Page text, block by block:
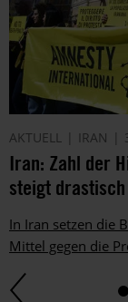
AKTUELL IRAN
Iran: Zahl der
steigt drastisch
In Iran setzen die
Mittel gegen die